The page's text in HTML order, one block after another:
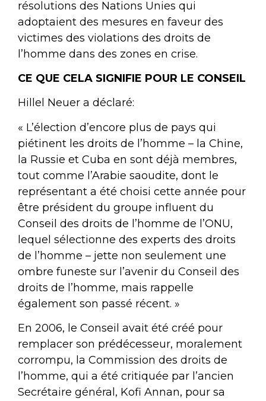
résolutions des Nations Unies qui
adoptaient des mesures en faveur des
victimes des violations des droits de
l’homme dans des zones en crise.
CE QUE CELA SIGNIFIE POUR LE CONSEIL
Hillel Neuer a déclaré:
« L’élection d’encore plus de pays qui
piétinent les droits de l’homme – la Chine,
la Russie et Cuba en sont déjà membres,
tout comme l’Arabie saoudite, dont le
représentant a été choisi cette année pour
être président du groupe influent du
Conseil des droits de l’homme de l’ONU,
lequel sélectionne des experts des droits
de l’homme – jette non seulement une
ombre funeste sur l’avenir du Conseil des
droits de l’homme, mais rappelle
également son passé récent. »
En 2006, le Conseil avait été créé pour
remplacer son prédécesseur, moralement
corrompu, la Commission des droits de
l’homme, qui a été critiquée par l’ancien
Secrétaire général, Kofi Annan, pour sa